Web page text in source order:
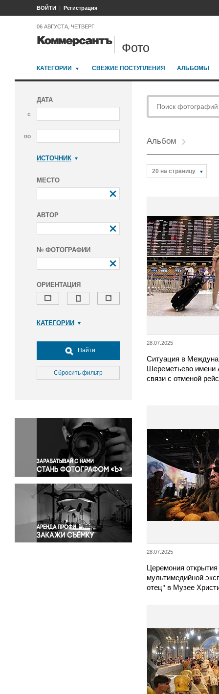
ВОЙТИ Регистрация
06 АВГУСТА, ЧЕТВЕРГ
Фото
КАТЕГОРИИ СВЕЖИЕ ПОСТУПЛЕНИЯ АЛЬБОМЫ
ДАТА
с
по
ИСТОЧНИК
МЕСТО
АВТОР
№ ФОТОГРАФИИ
ОРИЕНТАЦИЯ
КАТЕГОРИИ
Досуг, туризм и отдых
Культура
Медицина
Окружающая среда
Политика
Правосудие
Происшествия и конфликты
Религия
Светская жизнь
Спорт
Экология
Экономика и бизнес
Найти
Сбросить фильтр
Альбом
20 на страницу
28.07.2025
Ситуация в
Шереметьево
связи с отменой
28.07.2025
Церемония
мультимедийной
отец" в Музее